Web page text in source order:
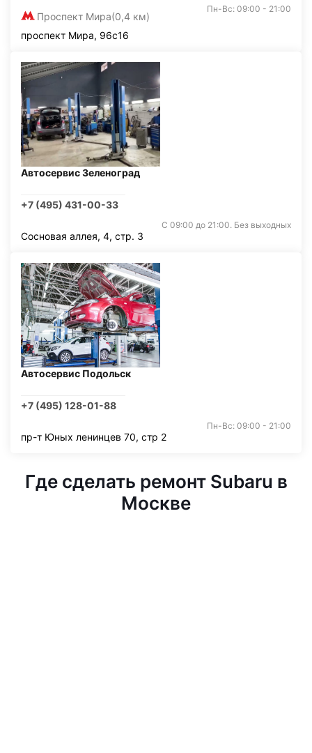
Проспект Мира(0,4 км)
Пн-Вс: 09:00 - 21:00
проспект Мира, 96с16
Автосервис Зеленоград
+7 (495) 431-00-33
С 09:00 до 21:00. Без выходных
Сосновая аллея, 4, стр. 3
Автосервис Подольск
+7 (495) 128-01-88
Пн-Вс: 09:00 - 21:00
пр-т Юных ленинцев 70, стр 2
Где сделать ремонт Subaru в
Москве